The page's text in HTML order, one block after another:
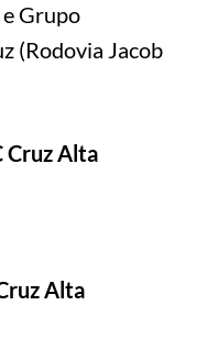
Grupo
(Rodovia Jacob
Cruz Alta
Alta